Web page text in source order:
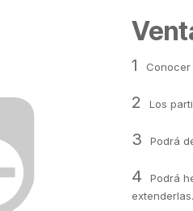
1 Conocer
2 Los
3 Podrá
4
Podrá
extenderlas.